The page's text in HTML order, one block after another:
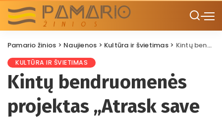
Pamario žinios > Naujienos > Kultūra ir švietimas> Kintų bendruomenės projektas „Atrask save gamtos ir inovacijų apsuptyje“
KULTŪRA IR ŠVIETIMAS
Kintų bendruomenės
projektas „Atrask save